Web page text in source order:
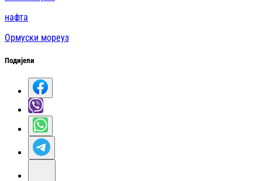
нафта
Ормуски мореуз
Подијели